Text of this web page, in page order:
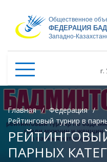
Общественное
ФЕДЕРАЦИЯ
Западно-
Главная / Федерация /
Рейтинговый турнир в
ПАРНЫХ